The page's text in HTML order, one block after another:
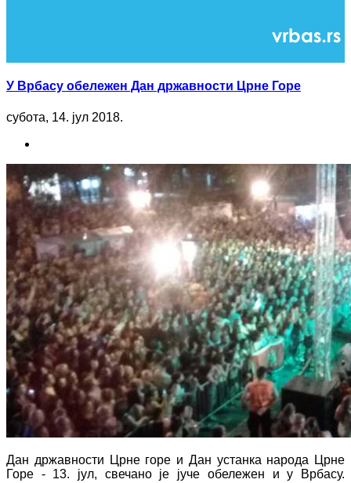
У Врбасу обележен Дан државности Црне Горе
субота, 14. јул 2018.
Дан државности Црне горе и Дан устанка народа Црне
Горе - 13. јул, свечано је јуче обележен и у Врбасу.